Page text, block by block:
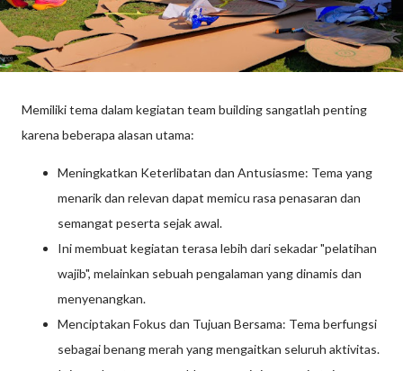
Memiliki tema dalam kegiatan team building sangatlah penting
karena beberapa alasan utama:
Meningkatkan Keterlibatan dan Antusiasme: Tema yang
menarik dan relevan dapat memicu rasa penasaran dan
semangat peserta sejak awal.
Ini membuat kegiatan terasa lebih dari sekadar "pelatihan
wajib", melainkan sebuah pengalaman yang dinamis dan
menyenangkan.
Menciptakan Fokus dan Tujuan Bersama: Tema berfungsi
sebagai benang merah yang mengaitkan seluruh aktivitas.